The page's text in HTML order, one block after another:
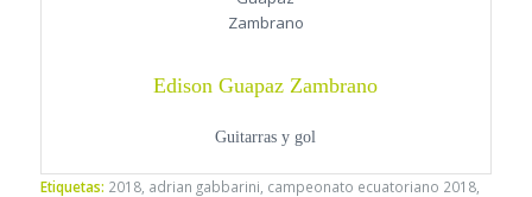
Edison Guapaz Zambrano
Guitarras y gol
Etiquetas: 2018, adrian gabbarini campeonato ecuatoriano 2018,